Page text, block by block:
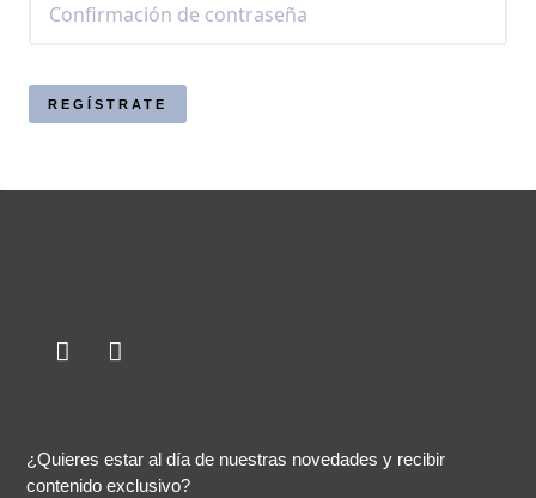
REGÍSTRATE
¿Quieres estar al día de nuestras novedades y recibir
contenido exclusivo?